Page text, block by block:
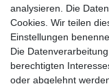
Mein Konto
eröffne dein
erstelle deine
Kontakt
analysieren. Die
Cookies. Wir teilen
Einstellungen
Die
berechtigten
oder abgelehnt